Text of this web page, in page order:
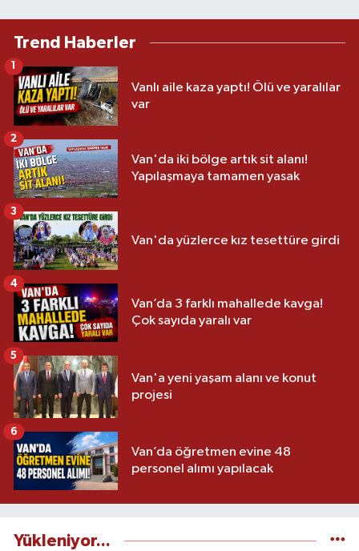
Trend Haberler
Vanlı aile kaza yaptı! Ölü ve yaralılar
var
Van'da iki bölge artık sit alanı!
Yapılaşmaya tamamen yasak
2
Van'da yüzlerce kız tesettüre girdi
3
Van’da 3 farklı mahallede kavga!
Çok sayıda yaralı var
4
Van'a yeni yaşam alanı ve konut
projesi
5
Van’da öğretmen evine 48
personel alımı yapılacak
6
Yükleniyor...